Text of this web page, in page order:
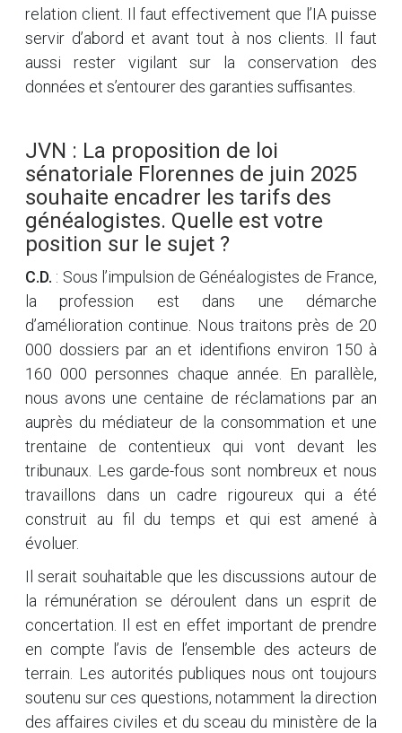
relation client. Il faut effectivement que l’IA puisse
servir d’abord et avant tout à nos clients. Il faut
aussi rester vigilant sur la conservation des
données et s’entourer des garanties suffisantes.
JVN : La proposition de loi
sénatoriale Florennes de juin 2025
souhaite encadrer les tarifs des
généalogistes. Quelle est votre
position sur le sujet ?
C.D. : Sous l’impulsion de Généalogistes de France,
la profession est dans une démarche
d’amélioration continue. Nous traitons près de 20
000 dossiers par an et identifions environ 150 à
160 000 personnes chaque année. En parallèle,
nous avons une centaine de réclamations par an
auprès du médiateur de la consommation et une
trentaine de contentieux qui vont devant les
tribunaux. Les garde-fous sont nombreux et nous
travaillons dans un cadre rigoureux qui a été
construit au fil du temps et qui est amené à
évoluer.
Il serait souhaitable que les discussions autour de
la rémunération se déroulent dans un esprit de
concertation. Il est en effet important de prendre
en compte l’avis de l’ensemble des acteurs de
terrain. Les autorités publiques nous ont toujours
soutenu sur ces questions, notamment la direction
des affaires civiles et du sceau du ministère de la